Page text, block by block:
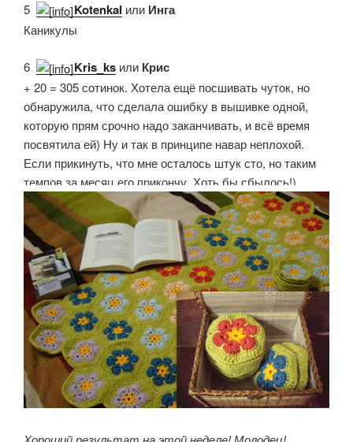
5. KotenkaI или Инга
Каникулы
6. Kris_ks или Крис
+ 20 = 305 сотинок. Хотела ещё посшивать чуток, но
обнаружила, что сделала ошибку в вышивке одной,
которую прям срочно надо заканчивать, и всё время
посвятила ей) Ну и так в принципе навар неплохой.
Если прикинуть, что мне осталось штук сто, но таким
темпов за месяц его прикончу. Хоть бы сбылось!)